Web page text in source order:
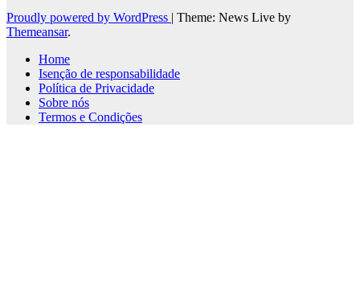
Proudly powered by WordPress | Theme: News Live by
Themeansar.
Home
Isenção de responsabilidade
Política de Privacidade
Sobre nós
Termos e Condições